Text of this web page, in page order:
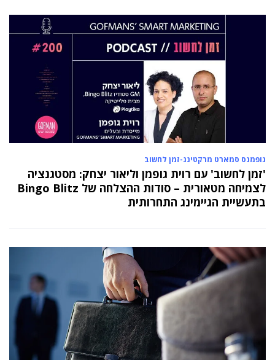
גופמנס סמארט מרקטינג-זמן לחשוב
'זמן לחשוב' עם רוית גופמן וליאור יצחק: מסטגנציה
לצמיחה מטאורית – סודות ההצלחה של Bingo Blitz
בתעשיית הגיימינג התחרותית